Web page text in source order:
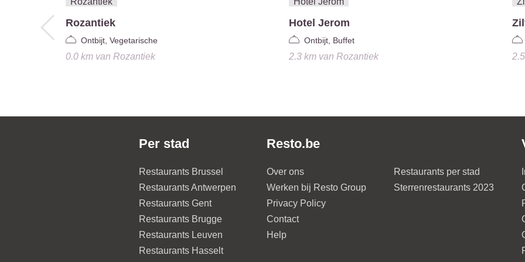
Rozantiek
Ontbijt, Vegetarische
0.0 kmvan Rozantiek
Hotel Jerom
Ontbijt, Buffet
2.3 kmvan Rozantiek
Per stad
Restaurants Brussel
Restaurants Antwerpen
Restaurants Gent
Restaurants Brugge
Restaurants Leuven
Restaurants Hasselt
Resto.be
Over ons
Werken bij Resto Group
Privacy Policy
Contact
Help
Restaurants per stad
Sterrenrestaurants 2023